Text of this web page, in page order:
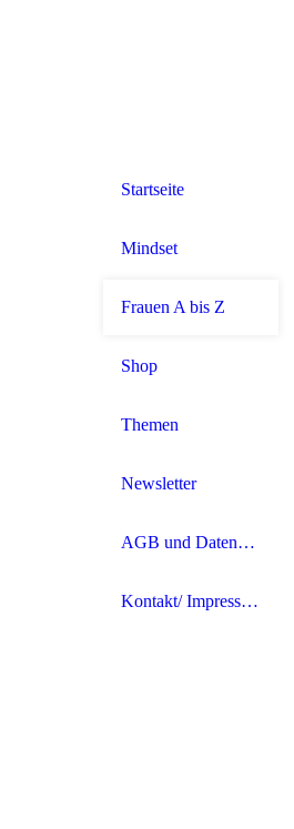
Startseite
Mindset
Frauen A bis Z
Shop
Themen
Newsletter
AGB und Datenschutz
Kontakt/ Impressum